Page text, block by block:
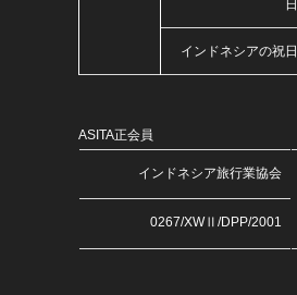
日
インドネシアの祝日
ASITA正会員
インドネシア旅行業協会
0267/XWⅡ/DPP/2001